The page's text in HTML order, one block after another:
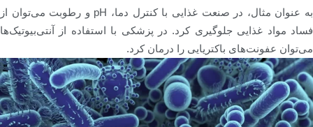
به عنوان مثال، در صنعت غذایی با کنترل دما، pH و رطوبت می‌توان از
فساد مواد غذایی جلوگیری کرد. در پزشکی با استفاده از آنتی‌بیوتیک‌ها
می‌توان عفونت‌های باکتریایی را درمان کرد.